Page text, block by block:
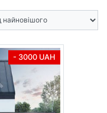
- 3000 UAH